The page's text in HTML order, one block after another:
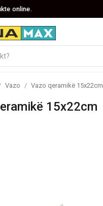
online.
Vazo / Vazo qeramikë 15x22cm
15x22cm